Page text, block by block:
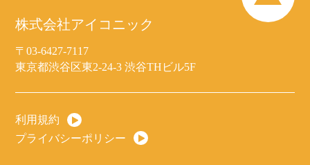
株式会社アイコニック
〒03-6427-7117
東京都渋谷区東2-24-3 渋谷THビル5F
利用規約
プライバシーポリシー